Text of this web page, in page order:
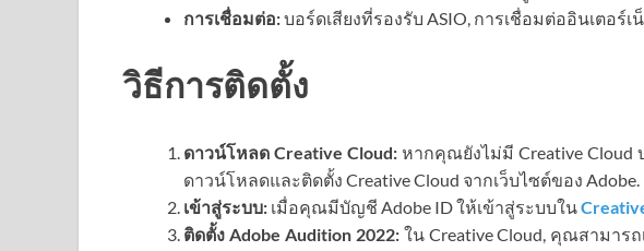
การเชื่อมต่อ:บอร์ดเสียงที่รองรับ ASIO, การเชื่อมต่ออินเตอร์
วิธีการติดตั้ง
ดาวน์โหลด Creative Cloud: หากคุณยังไม่มี Creative
ดาวน์โหลดและติดตั้ง Creative Cloud จากเว็บไซต์ของ Adobe.
เข้าสู่ระบบ: เมื่อคุณมีบัญชี Adobe ID ให้เข้าสู่ระบบใน
ติดตั้ง Adobe Audition 2022:ใน Creative Cloud, คุณสามาร